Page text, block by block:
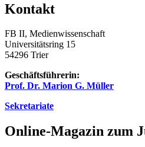
Kontakt
FB II, Medienwissenschaft
Universitätsring 15
54296 Trier
Geschäftsführerin:
Prof. Dr. Marion G. Müller
Sekretariate
Online-Magazin zum